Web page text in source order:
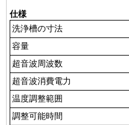
仕様
洗浄槽の寸法
容量
超音波周波数
超音波消費電力
温度調整範囲
調整可能時間